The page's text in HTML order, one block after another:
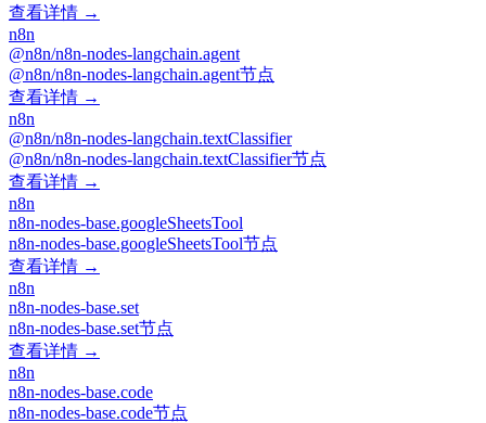
查看详情 →
n8n
@n8n/n8n-nodes-langchain.agent
@n8n/n8n-nodes-langchain.agent节点
查看详情 →
n8n
@n8n/n8n-nodes-langchain.textClassifier
@n8n/n8n-nodes-langchain.textClassifier节点
查看详情 →
n8n
n8n-nodes-base.googleSheetsTool
n8n-nodes-base.googleSheetsTool节点
查看详情 →
n8n
n8n-nodes-base.set
n8n-nodes-base.set节点
查看详情 →
n8n
n8n-nodes-base.code
n8n-nodes-base.code节点